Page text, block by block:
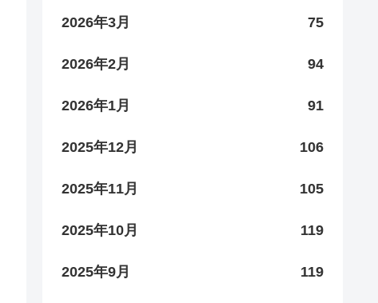
2026年3月 75
2026年2月 94
2026年1月 91
2025年12月 106
2025年11月 105
2025年10月 119
2025年9月 119